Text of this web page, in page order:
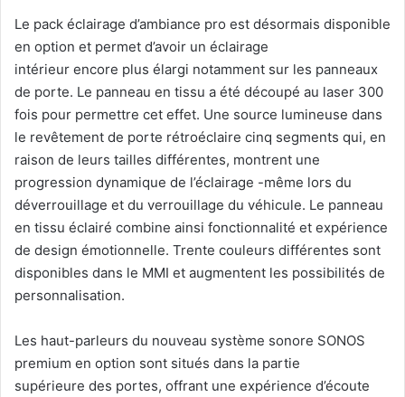
Le pack éclairage d’ambiance pro est désormais disponible
en option et permet d’avoir un éclairage
intérieur encore plus élargi notamment sur les panneaux
de porte. Le panneau en tissu a été découpé au laser 300
fois pour permettre cet effet. Une source lumineuse dans
le revêtement de porte rétroéclaire cinq segments qui, en
raison de leurs tailles différentes, montrent une
progression dynamique de l’éclairage -même lors du
déverrouillage et du verrouillage du véhicule. Le panneau
en tissu éclairé combine ainsi fonctionnalité et expérience
de design émotionnelle. Trente couleurs différentes sont
disponibles dans le MMI et augmentent les possibilités de
personnalisation.
Les haut-parleurs du nouveau système sonore SONOS
premium en option sont situés dans la partie
supérieure des portes, offrant une expérience d’écoute